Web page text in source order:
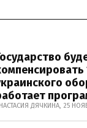
ДЯЧКИНА, 25